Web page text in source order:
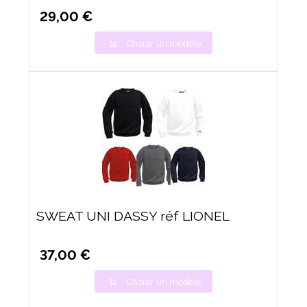
29,00 €
Choisir un modèle
SWEAT UNI DASSY réf LIONEL
37,00 €
Choisir un modèle